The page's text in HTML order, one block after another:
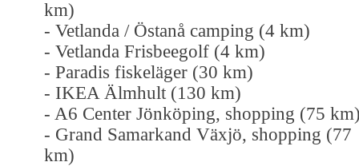
km)
- Vetlanda / Östanå camping (4 km)
- Vetlanda Frisbeegolf (4 km)
- Paradis fiskeläger (30 km)
- IKEA Älmhult (130 km)
- A6 Center Jönköping, shopping (75
- Grand Samarkand Växjö, shopping (77
km)